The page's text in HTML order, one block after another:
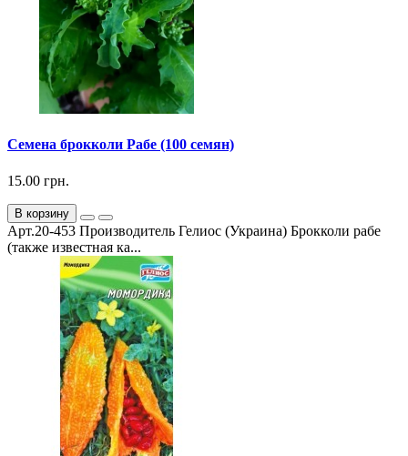
Семена брокколи Рабе (100 семян)
15.00 грн.
В корзину
Арт.20-453 Производитель Гелиос (Украина) Брокколи рабе
(также известная ка...